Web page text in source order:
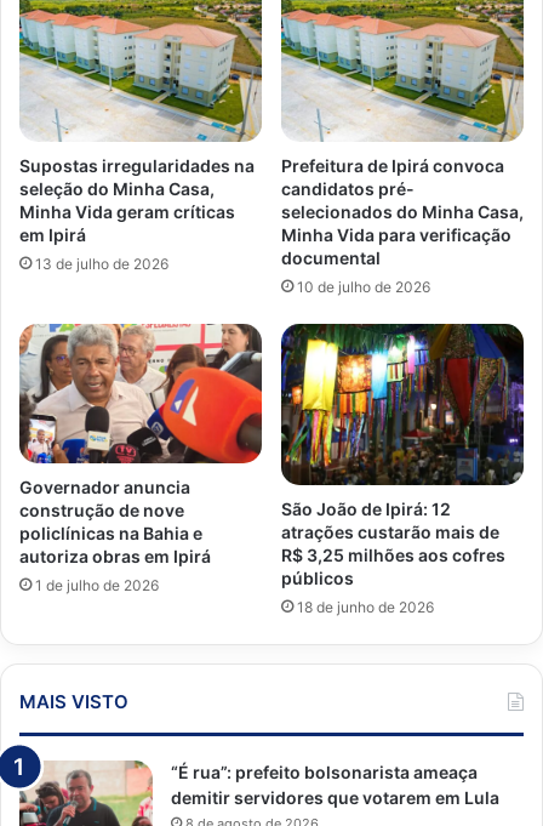
Supostas irregularidades na
seleção do Minha Casa,
Minha Vida geram críticas
em Ipirá
13 de julho de 2026
Prefeitura de Ipirá convoca
candidatos pré-
selecionados do Minha Casa,
Minha Vida para verificação
documental
10 de julho de 2026
Governador anuncia
construção de nove
policlínicas na Bahia e
autoriza obras em Ipirá
1 de julho de 2026
São João de Ipirá: 12
atrações custarão mais de
R$ 3,25 milhões aos cofres
públicos
18 de junho de 2026
MAIS VISTO
“É rua”: prefeito bolsonarista ameaça
demitir servidores que votarem em Lula